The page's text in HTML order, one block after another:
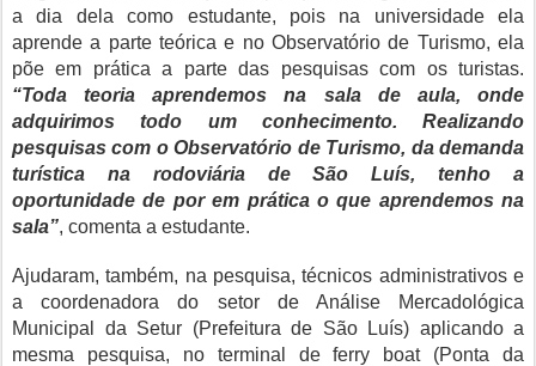
a dia dela como estudante, pois na universidade ela
aprende a parte teórica e no Observatório de Turismo, ela
põe em prática a parte das pesquisas com os turistas.
“Toda teoria aprendemos na sala de aula, onde
adquirimos todo um conhecimento. Realizando
pesquisas com o Observatório de Turismo, da demanda
turística na rodoviária de São Luís, tenho a
oportunidade de por em prática o que aprendemos na
sala”, comenta a estudante.
Ajudaram, também, na pesquisa, técnicos administrativos e
a coordenadora do setor de Análise Mercadológica
Municipal da Setur (Prefeitura de São Luís) aplicando a
mesma pesquisa, no terminal de ferry boat (Ponta da